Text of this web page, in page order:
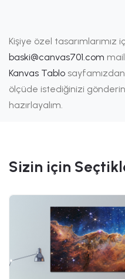
Kişiye özel tasarımlarımız
baski@canvas701.com
Kanvas Tablo
ölçüde istediğinizi
hazırlayalım.
Sizin için